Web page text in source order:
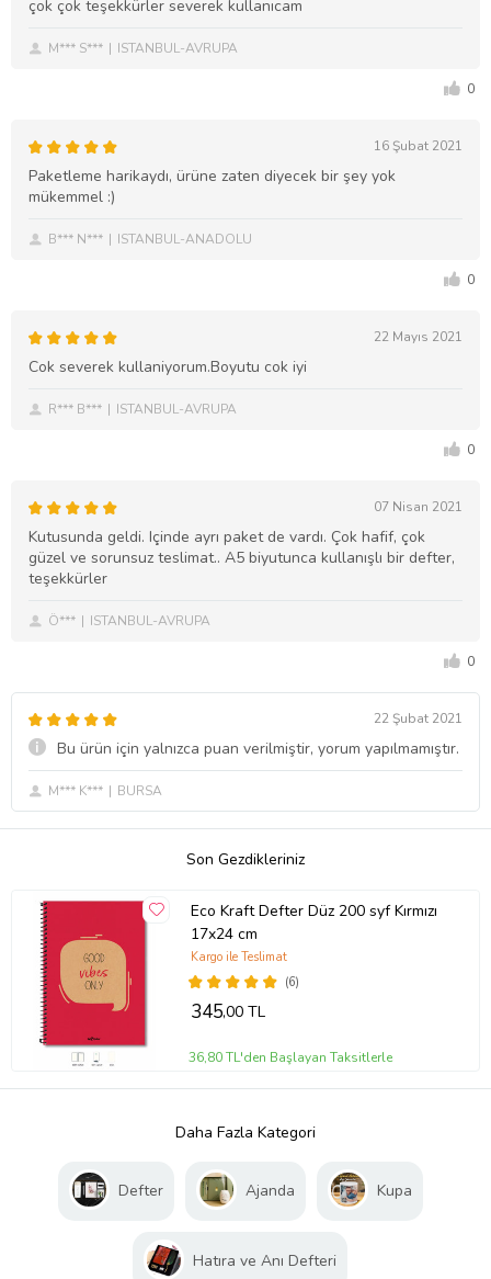
çok çok teşekkürler severek kullanıcam
M*** S*** ISTANBUL-AVRUPA
0
16 Şubat 2021
Paketleme harikaydı, ürüne zaten diyecek bir şey yok
mükemmel :)
B*** N*** ISTANBUL-ANADOLU
0
22 Mayıs 2021
Cok severek kullaniyorum.Boyutu cok iyi
R*** B*** ISTANBUL-AVRUPA
0
07 Nisan 2021
Kutusunda geldi. Içinde ayrı paket de vardı. Çok hafif, çok
güzel ve sorunsuz teslimat.. A5 biyutunca kullanışlı bir defter,
teşekkürler
Ö*** ISTANBUL-AVRUPA
0
22 Şubat 2021
Bu ürün için yalnızca puan verilmiştir, yorum yapılmamıştır.
M*** K*** BURSA
Son Gezdikleriniz
Eco Kraft Defter Düz 200 syf Kırmızı
17x24 cm
(6)
Kargo ile Teslimat
345,00 TL
36,80 TL'den Başlayan Taksitlerle
Daha Fazla Kategori
Defter Ajanda Kupa
Hatıra ve Anı Defteri